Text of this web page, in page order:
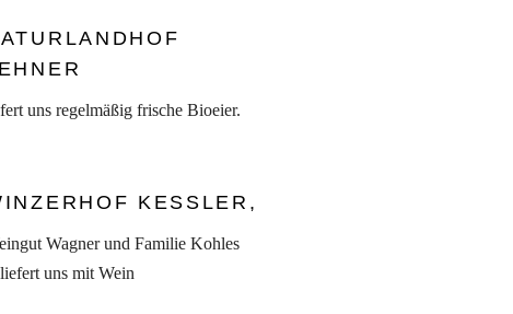
uns regelmäßig frische Bioeier.
KESSLER,
Wagner und Familie Kohles
uns mit Wein